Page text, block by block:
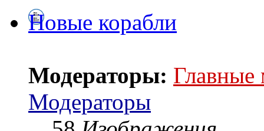
Новые корабли
Модераторы: Главные
Модераторы